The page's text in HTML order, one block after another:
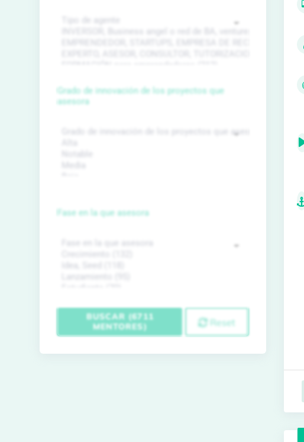
Grado de innovación de los proyectos que
asesora
Fase en la que asesora
BUSCAR (6711
MENTORES)
Reset